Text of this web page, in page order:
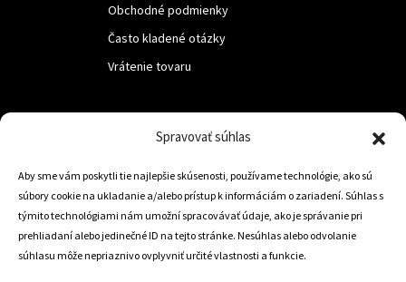
Spravovať súhlas
Aby sme vám poskytli tie najlepšie skúsenosti, používame technológie, ako sú
súbory cookie na ukladanie a/alebo prístup k informáciám o zariadení. Súhlas s
týmito technológiami nám umožní spracovávať údaje, ako je správanie pri
prehliadaní alebo jedinečné ID na tejto stránke. Nesúhlas alebo odvolanie
súhlasu môže nepriaznivo ovplyvniť určité vlastnosti a funkcie.
Obchodné podmienky
Často kladené otázky
Vrátenie tovaru
Trstená 02801
+421 905 806 234